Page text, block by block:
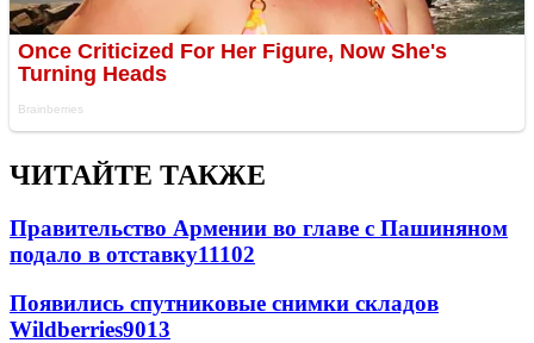
ЧИТАЙТЕ ТАКЖЕ
Правительство Армении во главе с Пашиняном
подало в отставку11102
Появились спутниковые снимки складов
Wildberries9013